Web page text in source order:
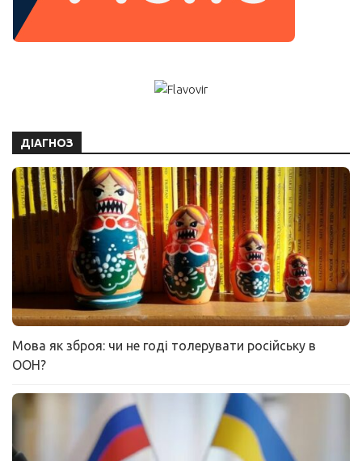
ДІАГНОЗ
Мова як зброя: чи не годі толерувати російську в
ООН?